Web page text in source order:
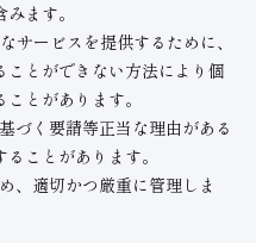
ます。
サービスを提供するために、
とができない方法により個
とがあります。
づく要請等正当な理由がある
ことがあります。
、適切かつ厳重に管理しま